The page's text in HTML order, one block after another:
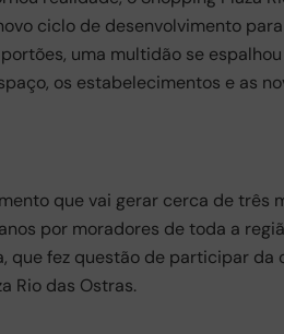
aile
gr
a
ar
e
ciclo de desenvolvimento
uma multidão se
os estabelecimentos e as
que vai gerar cerca de três
por moradores de toda a
que fez questão de participar
Rio das Ostras.